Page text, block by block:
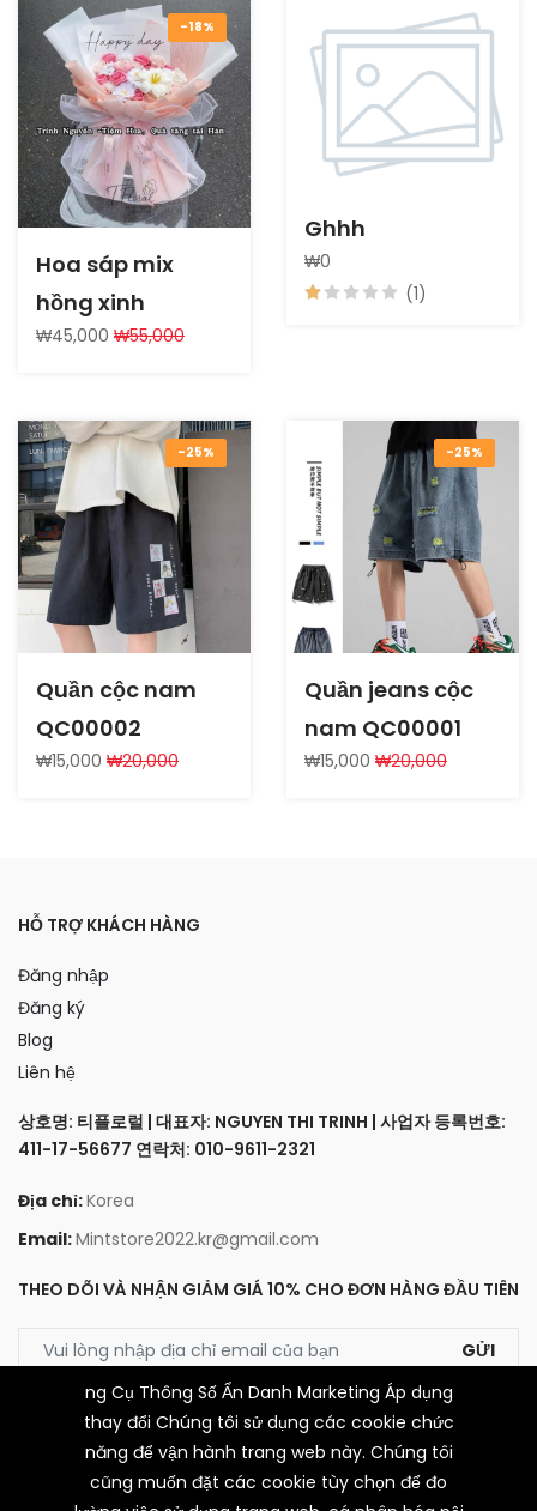
-18%
Hoa sáp mix
hồng xinh
₩45,000 ₩55,000
Ghhh
₩0
(1)
-25%
Quần cộc nam
QC00002
₩15,000 ₩20,000
-25%
Quần jeans cộc
nam QC00001
₩15,000 ₩20,000
HỖ TRỢ KHÁCH HÀNG
Đăng nhập
Đăng ký
Blog
Liên hệ
상호명: 티플로럴 | 대표자: NGUYEN THI TRINH | 사업자 등록번호:
411-17-56677 연락처: 010-9611-2321
Địa chỉ:Korea
Email:Mintstore2022.kr@gmail.com
THEO DÕI VÀ NHẬN GIẢM GIÁ 10% CHO ĐƠN HÀNG ĐẦU TIÊN
GỬI
LIÊN KẾT VỚI CHÚNG TÔI
ng Cụ Thông Số Ẩn Danh Marketing Áp dụng
thay đổi Chúng tôi sử dụng các cookie chức
năng để vận hành trang web này. Chúng tôi
cũng muốn đặt các cookie tùy chọn để đo